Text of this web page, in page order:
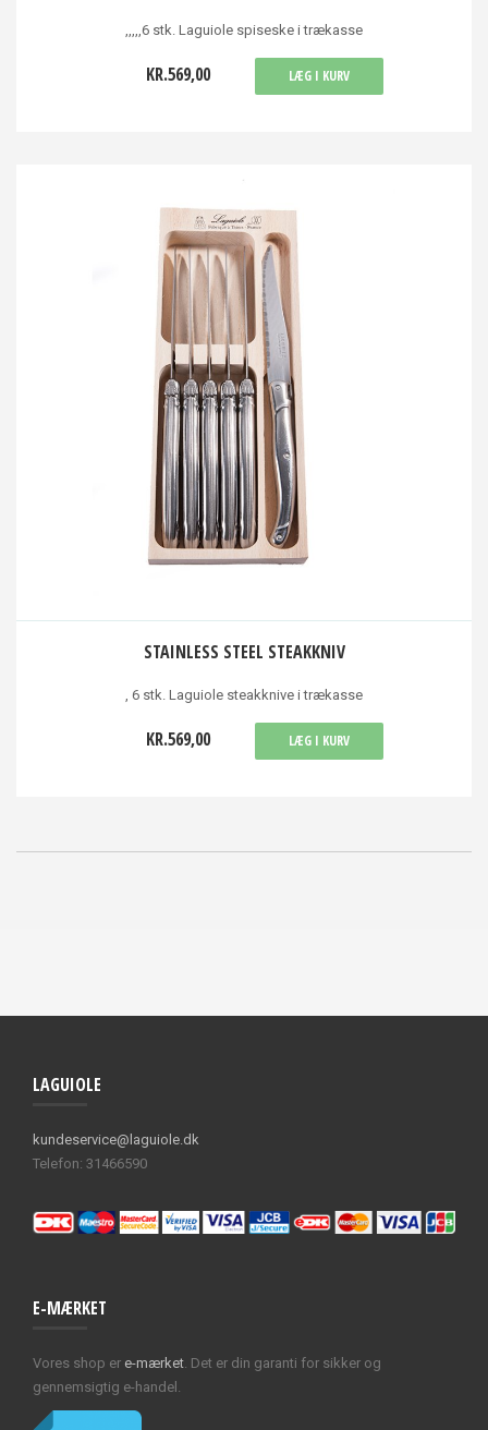
,,,,,6 stk. Laguiole spiseske i trækasse
KR.569,00 LÆG I KURV
STAINLESS STEEL STEAKKNIV
, 6 stk. Laguiole steakknive i trækasse
KR.569,00 LÆG I KURV
LAGUIOLE
kundeservice@laguiole.dk
Telefon: 31466590
E-MÆRKET
Vores shop er e-mærket. Det er din garanti for sikker og
gennemsigtig e-handel.